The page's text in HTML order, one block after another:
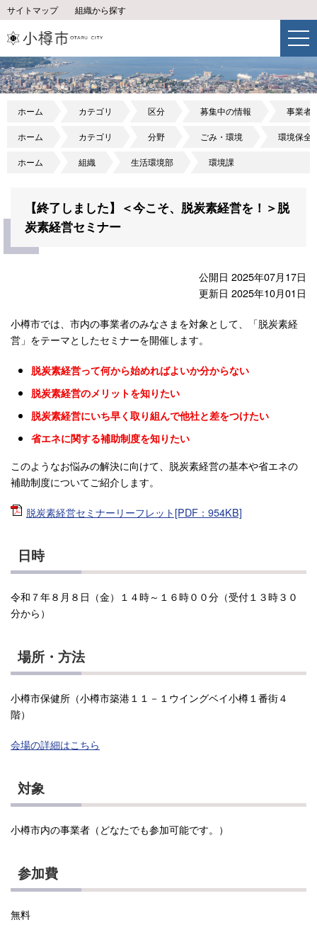
サイトマップ 組織から探す
ホーム カテゴリ 区分 募集中の情報 事業者
ホーム カテゴリ 分野 ごみ・環境 環境保全
ホーム 組織 生活環境部 環境課
【終了しました】＜今こそ、脱炭素経営を！＞脱
炭素経営セミナー
公開日 2025年07月17日
更新日 2025年10月01日
小樽市では、市内の事業者のみなさまを対象として、「脱炭素経
営」をテーマとしたセミナーを開催します。
脱炭素経営って何から始めればよいか分からない
脱炭素経営のメリットを知りたい
脱炭素経営にいち早く取り組んで他社と差をつけたい
省エネに関する補助制度を知りたい
このようなお悩みの解決に向けて、脱炭素経営の基本や省エネの
補助制度についてご紹介します。
脱炭素経営セミナーリーフレット[PDF：954KB]
日時
令和７年８月８日（金）１４時～１６時００分（受付１３時３０
分から）
場所・方法
小樽市保健所（小樽市築港１１－１ウイングベイ小樽１番街４
階）
会場の詳細はこちら
対象
小樽市内の事業者（どなたでも参加可能です。）
参加費
無料